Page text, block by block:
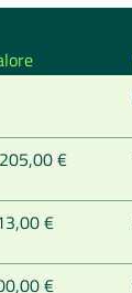
€
€
€